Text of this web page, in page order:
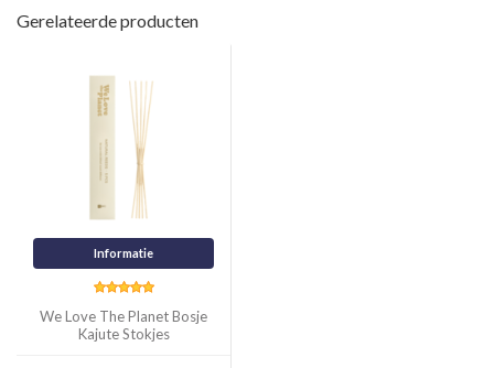
Gerelateerde producten
Informatie
We Love The Planet Bosje
Kajute Stokjes